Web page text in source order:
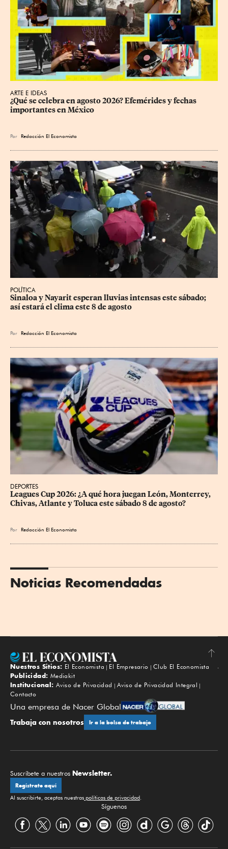
ARTE E IDEAS
¿Qué se celebra en agosto 2026? Efemérides y fechas
importantes en México
Por Redacción El Economista
POLÍTICA
Sinaloa y Nayarit esperan lluvias intensas este sábado;
así estará el clima este 8 de agosto
Por Redacción El Economista
DEPORTES
Leagues Cup 2026: ¿A qué hora juegan León, Monterrey,
Chivas, Atlante y Toluca este sábado 8 de agosto?
Por Redacción El Economista
Noticias Recomendadas
Subir
Nuestros Sitios: El Economista El Empresario
Club El Economista
Publicidad: Mediakit
Institucional: Aviso de Privacidad
Aviso de Privacidad Integral
Contacto
Una empresa de Nacer Global
Trabaja con nosotros Ir a la bolsa de trabajo
Suscríbete a nuestros Newsletter.
Regístrate aquí
Al suscribirte, aceptas nuestras políticas de privacidad.
Síguenos